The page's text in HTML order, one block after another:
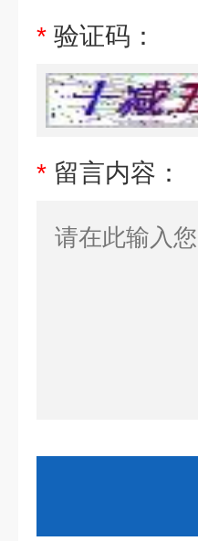
* 验证码：
* 留言内容：